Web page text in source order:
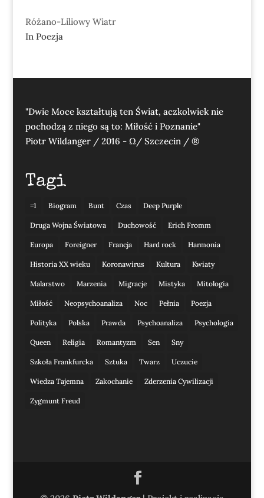
Różano-Liliowy Wiatr
In Poezja
"Dwie Moce kształtują ten Świat, aczkolwiek nie
pochodzą z niego są to: Miłość i Poznanie"
Piotr Wildanger / 2016 - Ω/ Szczecin / ®
Tagi
=1 Biogram Bunt Czas Deep Purple
Druga Wojna Światowa Duchowość Erich Fromm
Europa Foreigner Francja Hard rock Harmonia
Historia XX wieku Koronawirus Kultura Kwiaty
Malarstwo Marzenia Migracje Mistyka Mitologia
Miłość Neopsychoanaliza Noc Pełnia Poezja
Polityka Polska Prawda Psychoanaliza Psychologia
Queen Religia Romantyzm Sen Sny
Szkoła Frankfurcka Sztuka Twarz Uczucie
Wiedza Tajemna Zakochanie Zderzenia Cywilizacji
Zygmunt Freud